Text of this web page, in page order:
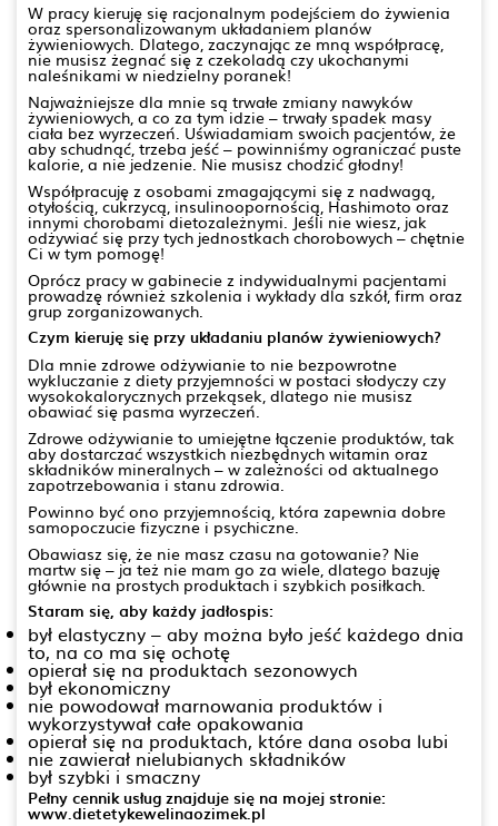
W pracy kieruję się racjonalnym podejściem do żywienia
oraz spersonalizowanym układaniem planów
żywieniowych. Dlatego, zaczynając ze mną współpracę,
nie musisz żegnać się z czekoladą czy ukochanymi
naleśnikami w niedzielny poranek!
Najważniejsze dla mnie są trwałe zmiany nawyków
żywieniowych, a co za tym idzie – trwały spadek masy
ciała bez wyrzeczeń. Uświadamiam swoich pacjentów, że
aby schudnąć, trzeba jeść – powinniśmy ograniczać puste
kalorie, a nie jedzenie. Nie musisz chodzić głodny!
Współpracuję z osobami zmagającymi się z nadwagą,
otyłością, cukrzycą, insulinoopornością, Hashimoto oraz
innymi chorobami dietozależnymi. Jeśli nie wiesz, jak
odżywiać się przy tych jednostkach chorobowych – chętnie
Ci w tym pomogę!
Oprócz pracy w gabinecie z indywidualnymi pacjentami
prowadzę również szkolenia i wykłady dla szkół, firm oraz
grup zorganizowanych.
Czym kieruję się przy układaniu planów żywieniowych?
Dla mnie zdrowe odżywianie to nie bezpowrotne
wykluczanie z diety przyjemności w postaci słodyczy czy
wysokokalorycznych przekąsek, dlatego nie musisz
obawiać się pasma wyrzeczeń.
Zdrowe odżywianie to umiejętne łączenie produktów, tak
aby dostarczać wszystkich niezbędnych witamin oraz
składników mineralnych – w zależności od aktualnego
zapotrzebowania i stanu zdrowia.
Powinno być ono przyjemnością, która zapewnia dobre
samopoczucie fizyczne i psychiczne.
Obawiasz się, że nie masz czasu na gotowanie? Nie
martw się – ja też nie mam go za wiele, dlatego bazuję
głównie na prostych produktach i szybkich posiłkach.
Staram się, aby każdy jadłospis:
był elastyczny – aby można było jeść każdego dnia
to, na co ma się ochotę
opierał się na produktach sezonowych
był ekonomiczny
nie powodował marnowania produktów i
wykorzystywał całe opakowania
opierał się na produktach, które dana osoba lubi
nie zawierał nielubianych składników
był szybki i smaczny
Pełny cennik usług znajduje się na mojej stronie:
www.dietetykewelinaozimek.pl